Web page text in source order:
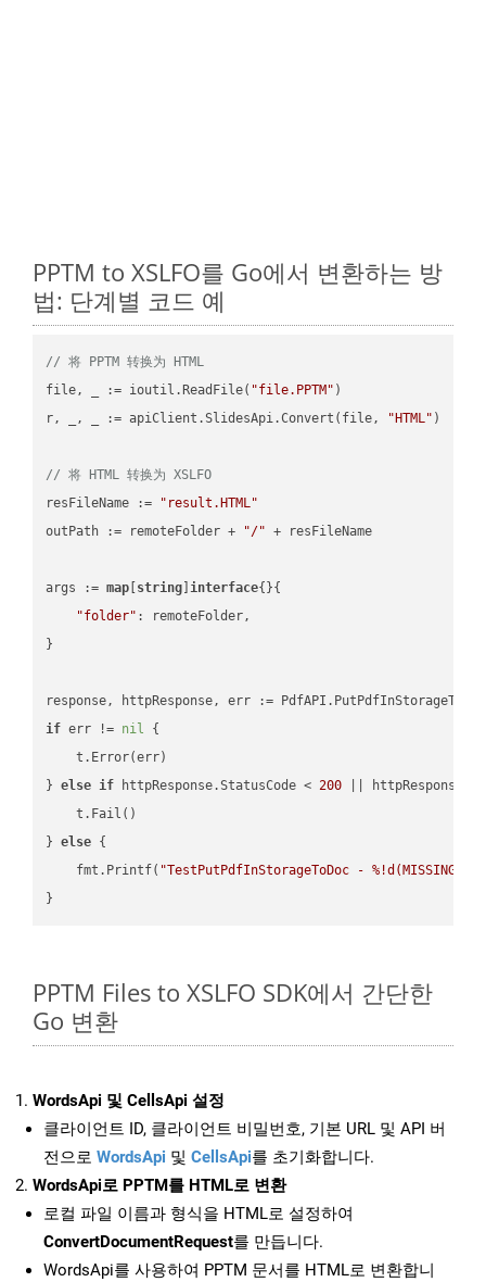
PPTM to XSLFO를 Go에서 변환하는 방
법: 단계별 코드 예
// 将 PPTM 转换为 HTML
file, _ := ioutil.ReadFile( "file.PPTM" )
r, _, _ := apiClient.SlidesApi.Convert(file,
"HTML" )
// 将 HTML 转换为 XSLFO
resFileName :=
"result.HTML"
outPath := remoteFolder +
"/" + resFileName
args := map string ]interface{}{
"folder" : remoteFolder,
}
if err != nil {
    t.Error(err)
} else if httpResponse.StatusCode < 200 ||
    t.Fail()
} else {
    fmt.Printf(
"TestPutPdfInStorageToDoc - %!d(MISSING)\n"
PPTM Files to XSLFO SDK에서 간단한
Go 변환
WordsApi 및 CellsApi 설정
클라이언트 ID, 클라이언트 비밀번호, 기본 URL 및 API 버
전으로 WordsApi 및 CellsApi를 초기화합니다.
WordsApi로 PPTM를 HTML로 변환
로컬 파일 이름과 형식을 HTML로 설정하여
ConvertDocumentRequest를 만듭니다.
WordsApi를 사용하여 PPTM 문서를 HTML로 변환합니